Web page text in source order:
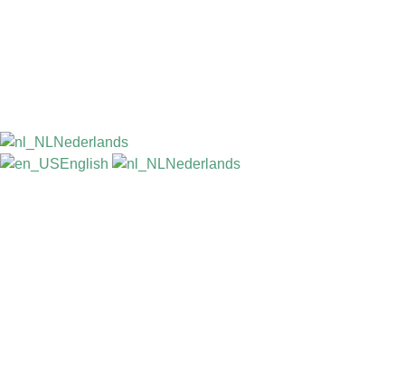
Nederlands
English
Nederlands